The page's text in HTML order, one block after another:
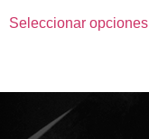
Seleccionar opciones